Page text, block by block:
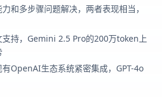
和多步骤问题解决，两者表现相当，
支持，Gemini 2.5 Pro的200万token上
OpenAI生态系统紧密集成，GPT-4o